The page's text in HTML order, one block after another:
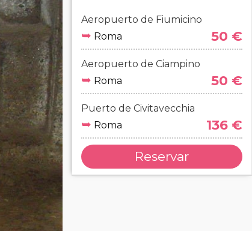
Aeropuerto de Fiumicino
➥ Roma 50 €
Aeropuerto de Ciampino
➥ Roma 50 €
Puerto de Civitavecchia
➥ Roma 136 €
Reservar